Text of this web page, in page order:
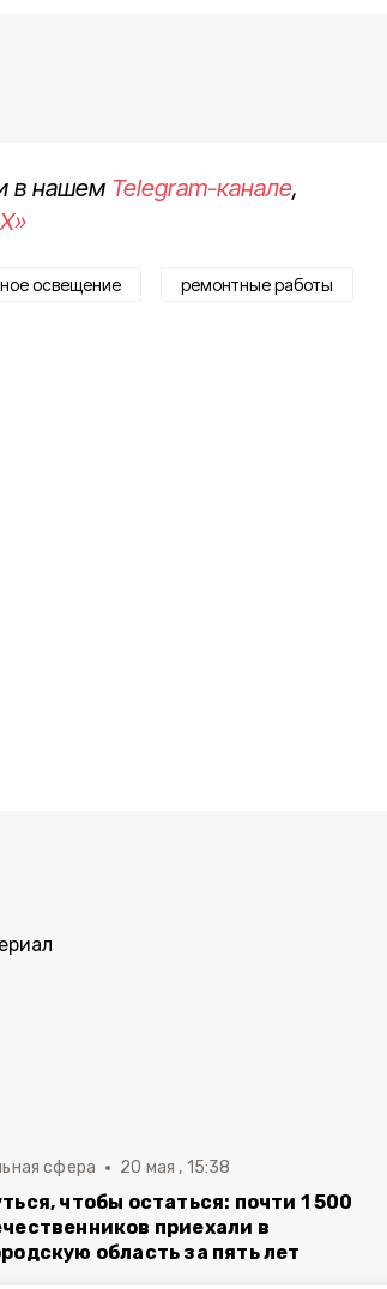
в нашем Telegram-канале,
освещение ремонтные работы
сфера 20 мая , 15:38
чтобы остаться: почти 1 500
приехали в
область за пять лет